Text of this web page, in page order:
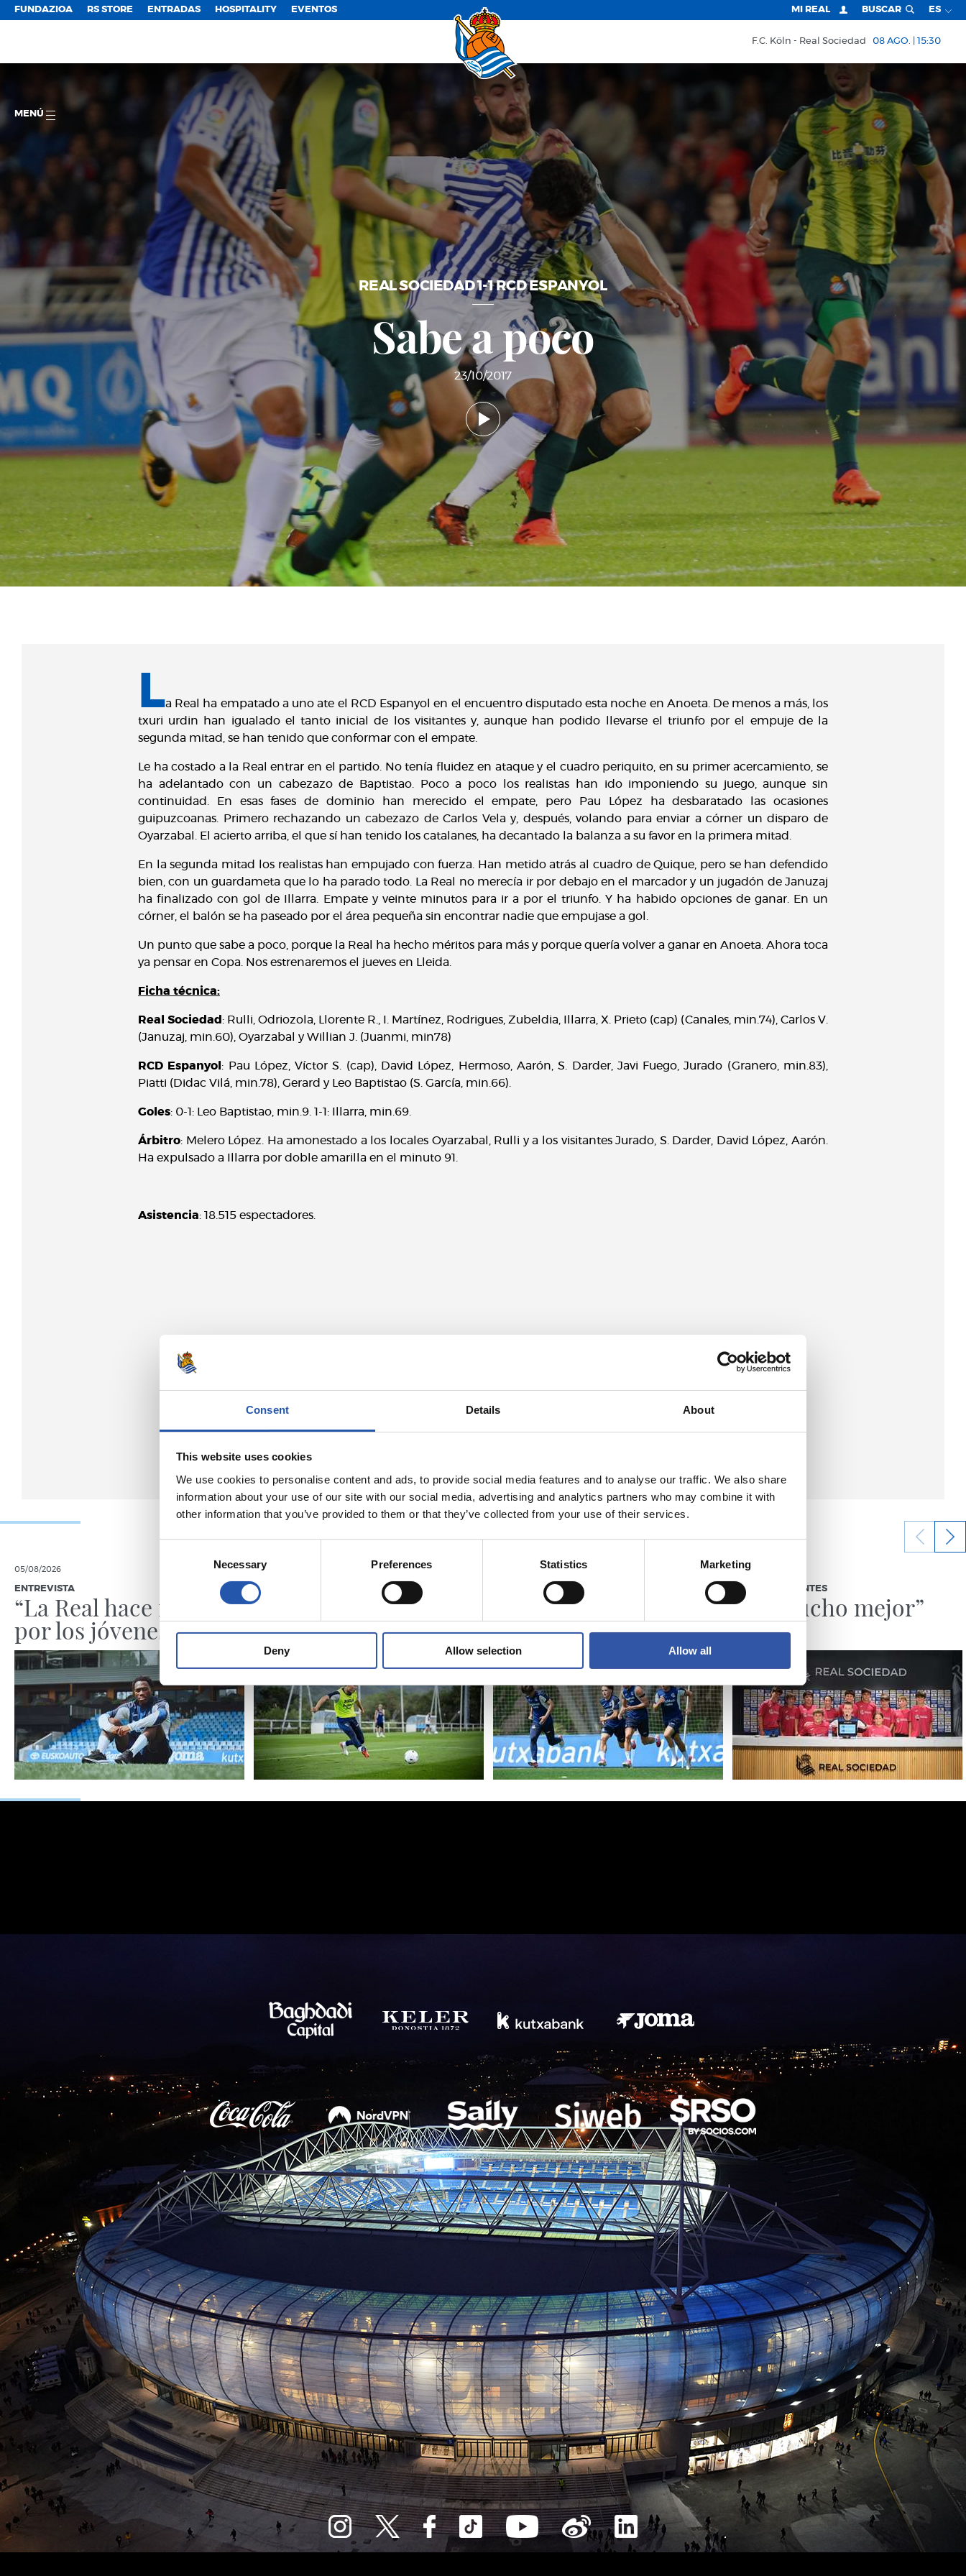
Consent Details About
This website uses cookies
We use cookies to personalise content and ads, to provide social media features and to analyse our traffic. We also share
information about your use of our site with our social media, advertising and analytics partners who may combine it with
other information that you’ve provided to them or that they’ve collected from your use of their services.
Necessary Preferences Statistics Marketing
Deny Allow selection Allow all
FUNDAZIOA RS STORE ENTRADAS HOSPITALITY EVENTOS MI REAL BUSCAR ES
F.C. Köln Real Sociedad 08 AGO. | 15:30
MENÚ
REAL SOCIEDAD 1-1 RCD ESPANYOL
Sabe a poco
23/10/2017
La Real ha empatado a uno ate el RCD Espanyol en el encuentro disputado esta noche en Anoeta. De menos a más, los
txuri urdin han igualado el tanto inicial de los visitantes y, aunque han podido llevarse el triunfo por el empuje de la
segunda mitad, se han tenido que conformar con el empate.
Le ha costado a la Real entrar en el partido. No tenía fluidez en ataque y el cuadro periquito, en su primer acercamiento, se
ha adelantado con un cabezazo de Baptistao. Poco a poco los realistas han ido imponiendo su juego, aunque sin
continuidad. En esas fases de dominio han merecido el empate, pero Pau López ha desbaratado las ocasiones
guipuzcoanas. Primero rechazando un cabezazo de Carlos Vela y, después, volando para enviar a córner un disparo de
Oyarzabal. El acierto arriba, el que sí han tenido los catalanes, ha decantado la balanza a su favor en la primera mitad.
En la segunda mitad los realistas han empujado con fuerza. Han metido atrás al cuadro de Quique, pero se han defendido
bien, con un guardameta que lo ha parado todo. La Real no merecía ir por debajo en el marcador y un jugadón de Januzaj
ha finalizado con gol de Illarra. Empate y veinte minutos para ir a por el triunfo. Y ha habido opciones de ganar. En un
córner, el balón se ha paseado por el área pequeña sin encontrar nadie que empujase a gol.
Un punto que sabe a poco, porque la Real ha hecho méritos para más y porque quería volver a ganar en Anoeta. Ahora toca
ya pensar en Copa. Nos estrenaremos el jueves en Lleida.
Ficha técnica:
Real Sociedad : Rulli, Odriozola, Llorente R., I. Martínez, Rodrigues, Zubeldia, Illarra, X. Prieto (cap) (Canales, min.74), Carlos V.
(Januzaj, min.60), Oyarzabal y Willian J. (Juanmi, min78)
RCD Espanyol : Pau López, Víctor S. (cap), David López, Hermoso, Aarón, S. Darder, Javi Fuego, Jurado (Granero, min.83),
Piatti (Didac Vilá, min.78), Gerard y Leo Baptistao (S. García, min.66).
Goles: 0-1: Leo Baptistao, min.9. 1-1: Illarra, min.69.
Árbitro: Melero López. Ha amonestado a los locales Oyarzabal, Rulli y a los visitantes Jurado, S. Darder, David López, Aarón.
Ha expulsado a Illarra por doble amarilla en el minuto 91.
Asistencia: 18.515 espectadores.
05/08/2026
ENTREVISTA
“La Real hace mucho
por los jóvenes”
05/08/2026
ENTRENAMIENTO
Afinando
ENTRENAMIENTO
Vuelta al trabajo
03/08/2026
BEÑAT TURRIENTES
“Así mucho mejor”